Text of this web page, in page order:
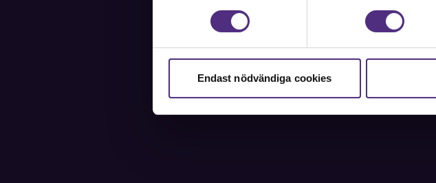
Endast nödvändiga cookies